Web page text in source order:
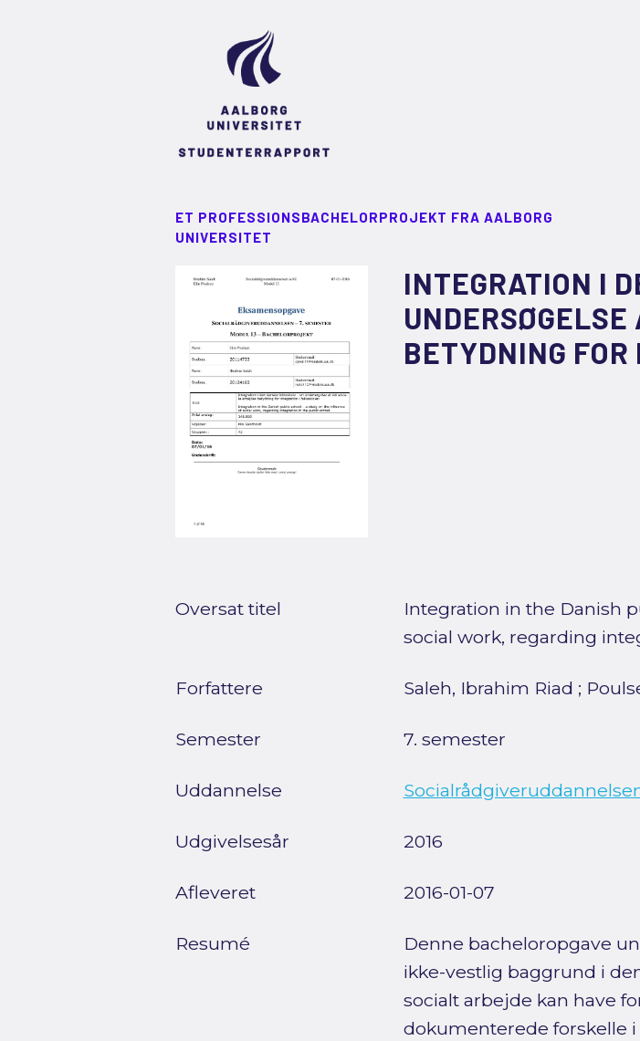
ET PROFESSIONSBACHELORPROJEKT FRA AALBORG
UNIVERSITET
INTEGRATION I
BETYDNING
Oversat titel
Integration in the Danish
social work, regarding
Forfattere Saleh, Ibrahim Riad ;
Semester 7. semester
Uddannelse
Udgivelsesår 2016
Afleveret 2016-01-07
Resumé
Denne bacheloropgave
ikke-vestlig baggrund i
socialt arbejde kan have
dokumenterede forskelle